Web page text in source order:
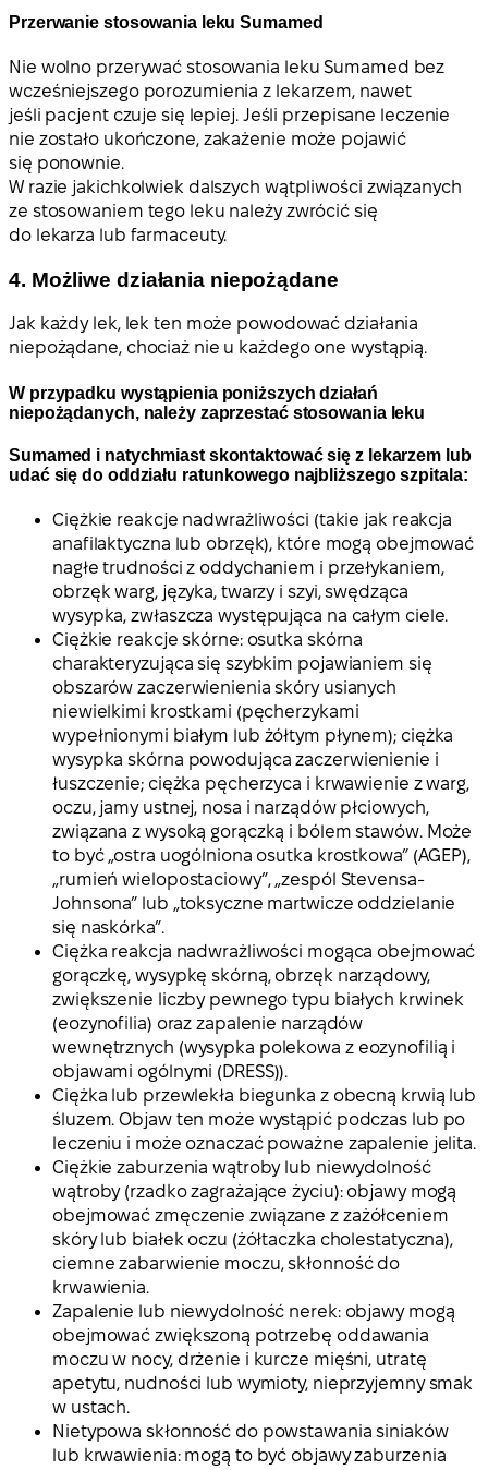
Przerwanie stosowania leku Sumamed
Nie wolno przerywać stosowania leku Sumamed bez
wcześniejszego porozumienia z lekarzem, nawet
jeśli pacjent czuje się lepiej. Jeśli przepisane leczenie
nie zostało ukończone, zakażenie może pojawić
się ponownie.
W razie jakichkolwiek dalszych wątpliwości związanych
ze stosowaniem tego leku należy zwrócić się
do lekarza lub farmaceuty.
4. Możliwe działania niepożądane
Jak każdy lek, lek ten może powodować działania
niepożądane, chociaż nie u każdego one wystąpią.
W przypadku wystąpienia poniższych działań
niepożądanych, należy zaprzestać stosowania leku
Sumamed i natychmiast skontaktować się z lekarzem lub
udać się do oddziału ratunkowego najbliższego szpitala:
Ciężkie reakcje nadwrażliwości (takie jak reakcja
anafilaktyczna lub obrzęk), które mogą obejmować
nagłe trudności z oddychaniem i przełykaniem,
obrzęk warg, języka, twarzy i szyi, swędząca
wysypka, zwłaszcza występująca na całym ciele.
Ciężkie reakcje skórne: osutka skórna
charakteryzująca się szybkim pojawianiem się
obszarów zaczerwienienia skóry usianych
niewielkimi krostkami (pęcherzykami
wypełnionymi białym lub żółtym płynem); ciężka
wysypka skórna powodująca zaczerwienienie i
łuszczenie; ciężka pęcherzyca i krwawienie z warg,
oczu, jamy ustnej, nosa i narządów płciowych,
związana z wysoką gorączką i bólem stawów. Może
to być „ostra uogólniona osutka krostkowa” (AGEP),
„rumień wielopostaciowy”, „zespól Stevensa-
Johnsona” lub „toksyczne martwicze oddzielanie
się naskórka”.
Ciężka reakcja nadwrażliwości mogąca obejmować
gorączkę, wysypkę skórną, obrzęk narządowy,
zwiększenie liczby pewnego typu białych krwinek
(eozynofilia) oraz zapalenie narządów
wewnętrznych (wysypka polekowa z eozynofilią i
objawami ogólnymi (DRESS)).
Ciężka lub przewlekła biegunka z obecną krwią lub
śluzem. Objaw ten może wystąpić podczas lub po
leczeniu i może oznaczać poważne zapalenie jelita.
Ciężkie zaburzenia wątroby lub niewydolność
wątroby (rzadko zagrażające życiu): objawy mogą
obejmować zmęczenie związane z zażółceniem
skóry lub białek oczu (żółtaczka cholestatyczna),
ciemne zabarwienie moczu, skłonność do
krwawienia.
Zapalenie lub niewydolność nerek: objawy mogą
obejmować zwiększoną potrzebę oddawania
moczu w nocy, drżenie i kurcze mięśni, utratę
apetytu, nudności lub wymioty, nieprzyjemny smak
w ustach.
Nietypowa skłonność do powstawania siniaków
lub krwawienia: mogą to być objawy zaburzenia